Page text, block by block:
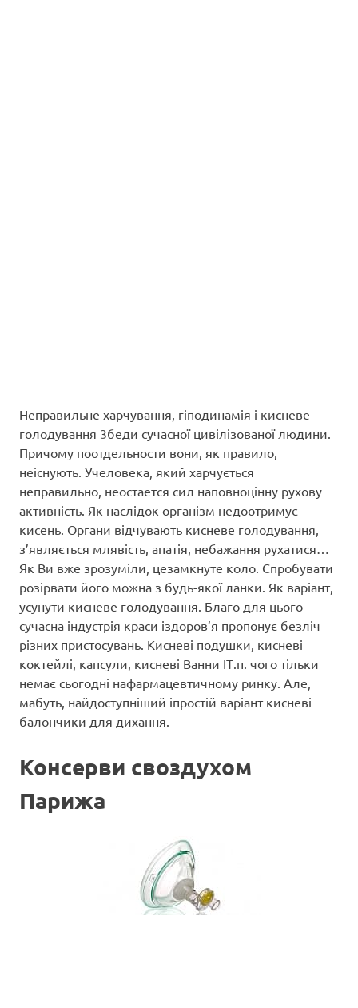
Неправильне харчування, гіподинамія і кисневе
голодування 3беди сучасної цивілізованої людини.
Причому поотдельности вони, як правило,
неіснують. Учеловека, який харчується
неправильно, неостается сил наповноцінну рухову
активність. Як наслідок організм недоотримує
кисень. Органи відчувають кисневе голодування,
з’являється млявість, апатія, небажання рухатися…
Як Ви вже зрозуміли, цезамкнуте коло. Спробувати
розірвати його можна з будь-якої ланки. Як варіант,
усунути кисневе голодування. Благо для цього
сучасна індустрія краси іздоров’я пропонує безліч
різних пристосувань. Кисневі подушки, кисневі
коктейлі, капсули, кисневі Ванни ІТ.п. чого тільки
немає сьогодні нафармацевтичному ринку. Але,
мабуть, найдоступніший іпростій варіант кисневі
балончики для дихання.
Консерви своздухом
Парижа